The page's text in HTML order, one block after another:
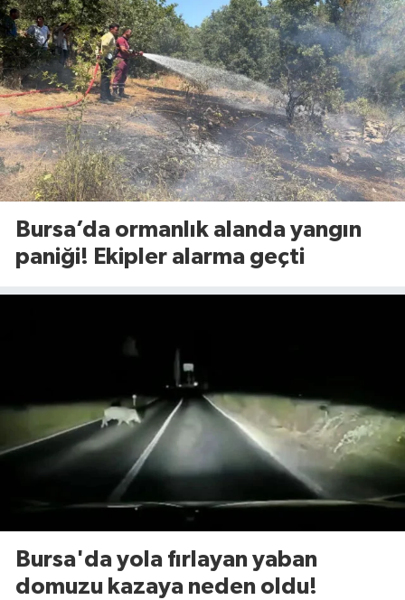
Bursa’da ormanlık alanda yangın
paniği! Ekipler alarma geçti
Bursa'da yola fırlayan yaban
domuzu kazaya neden oldu!